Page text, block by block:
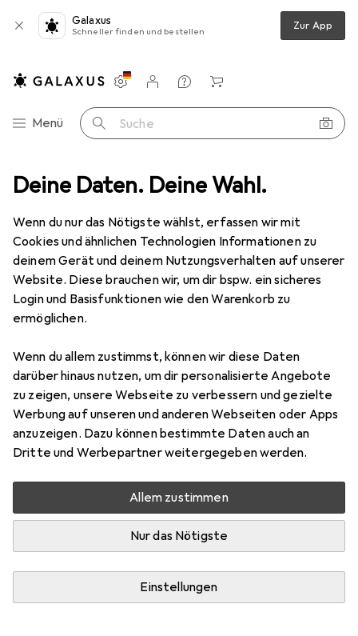
Deine Daten. Deine Wahl.
Wenn du nur das Nötigste wählst, erfassen wir mit
Cookies und ähnlichen Technologien Informationen zu
deinem Gerät und deinem Nutzungsverhalten auf unserer
Website. Diese brauchen wir, um dir bspw. ein sicheres
Login und Basisfunktionen wie den Warenkorb zu
ermöglichen.
Wenn du allem zustimmst, können wir diese Daten
darüber hinaus nutzen, um dir personalisierte Angebote
zu zeigen, unsere Webseite zu verbessern und gezielte
Werbung auf unseren und anderen Webseiten oder Apps
anzuzeigen. Dazu können bestimmte Daten auch an
Dritte und Werbepartner weitergegeben werden.
Allem zustimmen
Nur das Nötigste
Einstellungen
Galaxus
Schneller finden und bestellen Zur App
Navigation nach Kategorien
Menü Suche
Einstellungen
Kundenkonto
Vergleichslisten
Merklisten
Warenkorb
Mode Alles in Mode Taschen Tasche
19 Bilder
FjällrävenNo. 1
14 l
130
Bewertungen Marke
Mehr von Fjällräven
Aktuell nicht lieferbar
Benachrichtigen, wenn lieferbar
Vergleichen Merken